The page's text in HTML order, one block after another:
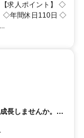
ポイント】 ◇
◇年間休日110日 ◇
長しませんか。未
ける環境です。